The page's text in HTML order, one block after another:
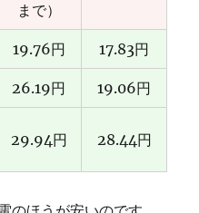
まで）
19.76円 17.83円
26.19円 19.06円
29.94円 28.44円